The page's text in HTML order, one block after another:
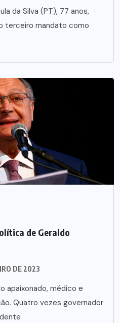
da Silva (PT), 77 anos,
terceiro mandato como
de Geraldo
DE 2023
apaixonado, médico e
Quatro vezes governador